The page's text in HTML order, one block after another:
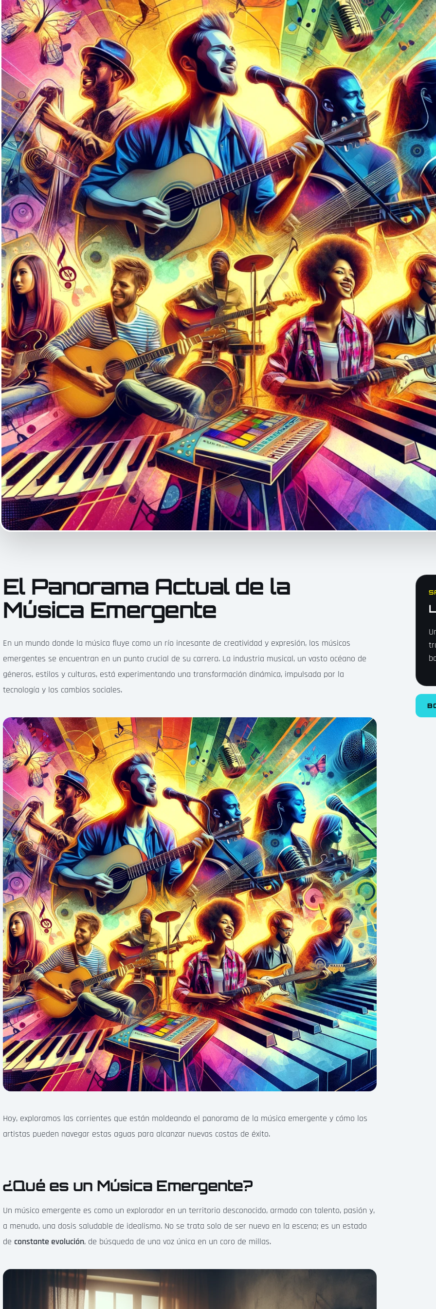
El Panorama Actual de la
Música Emergente
En un mundo donde la música fluye como un río incesante de creatividad y expresión, los músicos
emergentes se encuentran en un punto crucial de su carrera. La industria musical, un vasto océano de
géneros, estilos y culturas, está experimentando una transformación dinámica, impulsada por la
tecnología y los cambios sociales.
Hoy, exploramos las corrientes que están moldeando el panorama de la música emergente y cómo los
artistas pueden navegar estas aguas para alcanzar nuevas costas de éxito.
¿Qué es un Música Emergente?
Un músico emergente es como un explorador en un territorio desconocido, armado con talento, pasión y,
a menudo, una dosis saludable de idealismo. No se trata solo de ser nuevo en la escena; es un estado
de constante evolución, de búsqueda de una voz única en un coro de millas.